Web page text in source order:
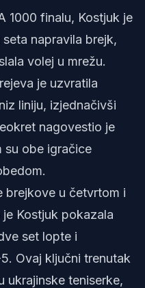
1000 finalu, Kostjuk je
napravila brejk,
volej u mrežu.
je uzvratila
liniju, izjednačivši
nagovestio je
su obe igračice
brejkove u četvrtom i
Kostjuk pokazala
set lopte i
Ovaj ključni trenutak
ukrajinske teniserke,